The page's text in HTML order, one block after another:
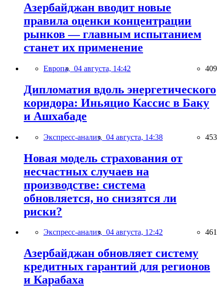
Азербайджан вводит новые
правила оценки концентрации
рынков — главным испытанием
станет их применение
Европа, 04 августа, 14:42 409
Дипломатия вдоль энергетического
коридора: Иньяцио Кассис в Баку
и Ашхабаде
Экспресс-анализ, 04 августа, 14:38 453
Новая модель страхования от
несчастных случаев на
производстве: система
обновляется, но снизятся ли
риски?
Экспресс-анализ, 04 августа, 12:42 461
Азербайджан обновляет систему
кредитных гарантий для регионов
и Карабаха